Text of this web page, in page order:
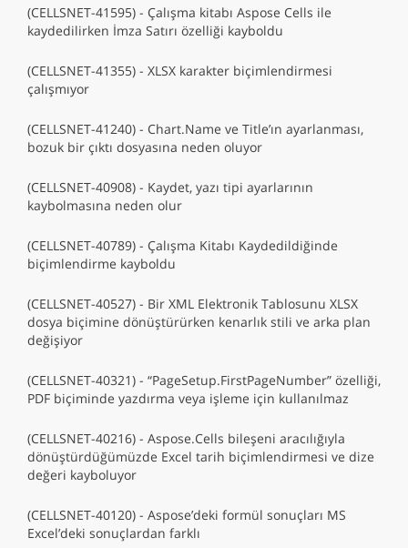
(CELLSNET-41595) - Çalışma kitabı Aspose Cells ile
kaydedilirken İmza Satırı özelliği kayboldu
(CELLSNET-41355) - XLSX karakter biçimlendirmesi
çalışmıyor
(CELLSNET-41240) - Chart.Name ve Title’ın ayarlanması,
bozuk bir çıktı dosyasına neden oluyor
(CELLSNET-40908) - Kaydet, yazı tipi ayarlarının
kaybolmasına neden olur
(CELLSNET-40789) - Çalışma Kitabı Kaydedildiğinde
biçimlendirme kayboldu
(CELLSNET-40527) - Bir XML Elektronik Tablosunu XLSX
dosya biçimine dönüştürürken kenarlık stili ve arka plan
değişiyor
(CELLSNET-40321) - “PageSetup.FirstPageNumber” özelliği,
PDF biçiminde yazdırma veya işleme için kullanılmaz
(CELLSNET-40216) - Aspose.Cells bileşeni aracılığıyla
dönüştürdüğümüzde Excel tarih biçimlendirmesi ve dize
değeri kayboluyor
(CELLSNET-40120) - Aspose’deki formül sonuçları MS
Excel’deki sonuçlardan farklı